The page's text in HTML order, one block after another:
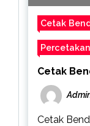
Cetak
Cetak
Cetak